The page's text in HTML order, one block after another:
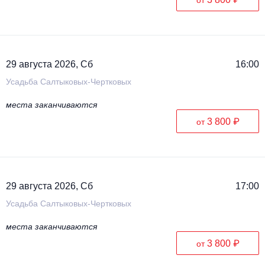
29 августа 2026, Сб 16:00
Усадьба Салтыковых-Чертковых
места заканчиваются
от3 800 ₽
29 августа 2026, Сб 17:00
Усадьба Салтыковых-Чертковых
места заканчиваются
от3 800 ₽